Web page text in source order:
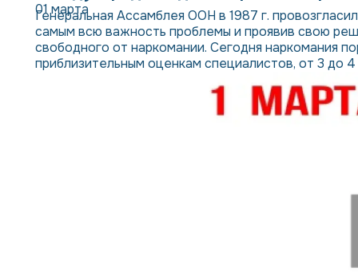
01 марта
Генеральная Ассамблея ООН в 1987 г.
самым всю важность проблемы и проявив свою
свободного от наркомании. Сегодня наркомания
приблизительным оценкам специалистов, от 3 до